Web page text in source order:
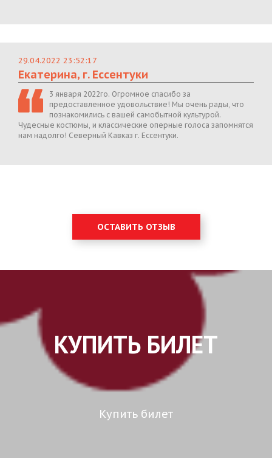
29.04.2022 23:52:17
Екатерина, г. Ессентуки
3 января 2022го. Огромное спасибо за
предоставленное удовольствие! Мы очень рады, что
познакомились с вашей самобытной культурой.
Чудесные костюмы, и классические оперные голоса запомнятся
нам надолго! Северный Кавказ г. Ессентуки.
ОСТАВИТЬ ОТЗЫВ
КУПИТЬ БИЛЕТ
Купить билет